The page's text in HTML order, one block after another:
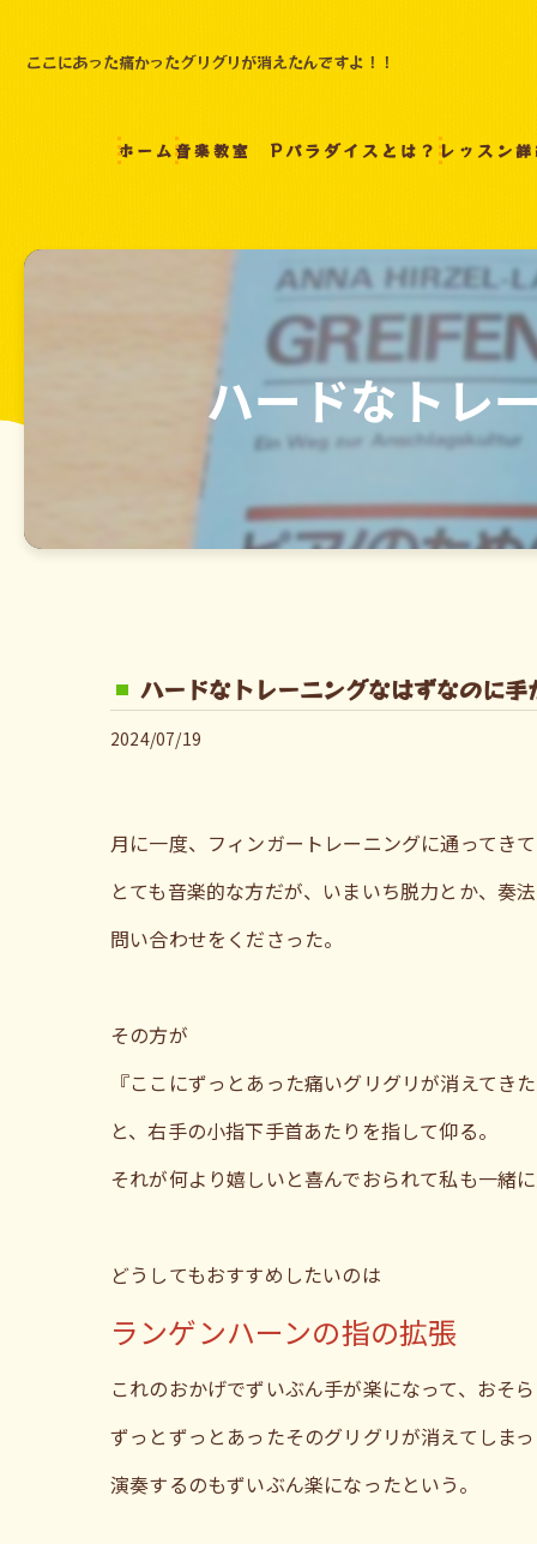
ここにあった痛かったグリグリが消えたんですよ！！
ホーム音楽教室 Pパラダイスとは？ レッスン
ハードなトレ
ハードなトレーニングなはずなのに手
2024/07/19
月に一度、フィンガートレーニングに通ってき
とても音楽的な方だが、いまいち脱力とか、奏
問い合わせをくださった。
その方が
『ここにずっとあった痛いグリグリが消えてき
と、右手の小指下手首あたりを指して仰る。
それが何より嬉しいと喜んでおられて私も一緒に
どうしてもおすすめしたいのは
ランゲンハーンの指の拡張
これのおかげでずいぶん手が楽になって、おそ
ずっとずっとあったそのグリグリが消えてしまっ
演奏するのもずいぶん楽になったという。